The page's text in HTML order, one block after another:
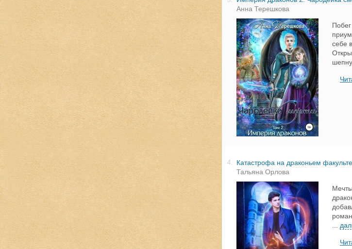
Анна Терешкова
себе
4.
Катастрофа на драконьем
Тальяна Орлова